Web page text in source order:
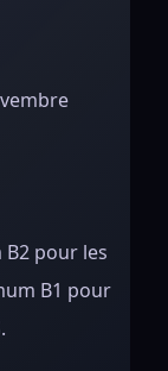
pour les
B1 pour